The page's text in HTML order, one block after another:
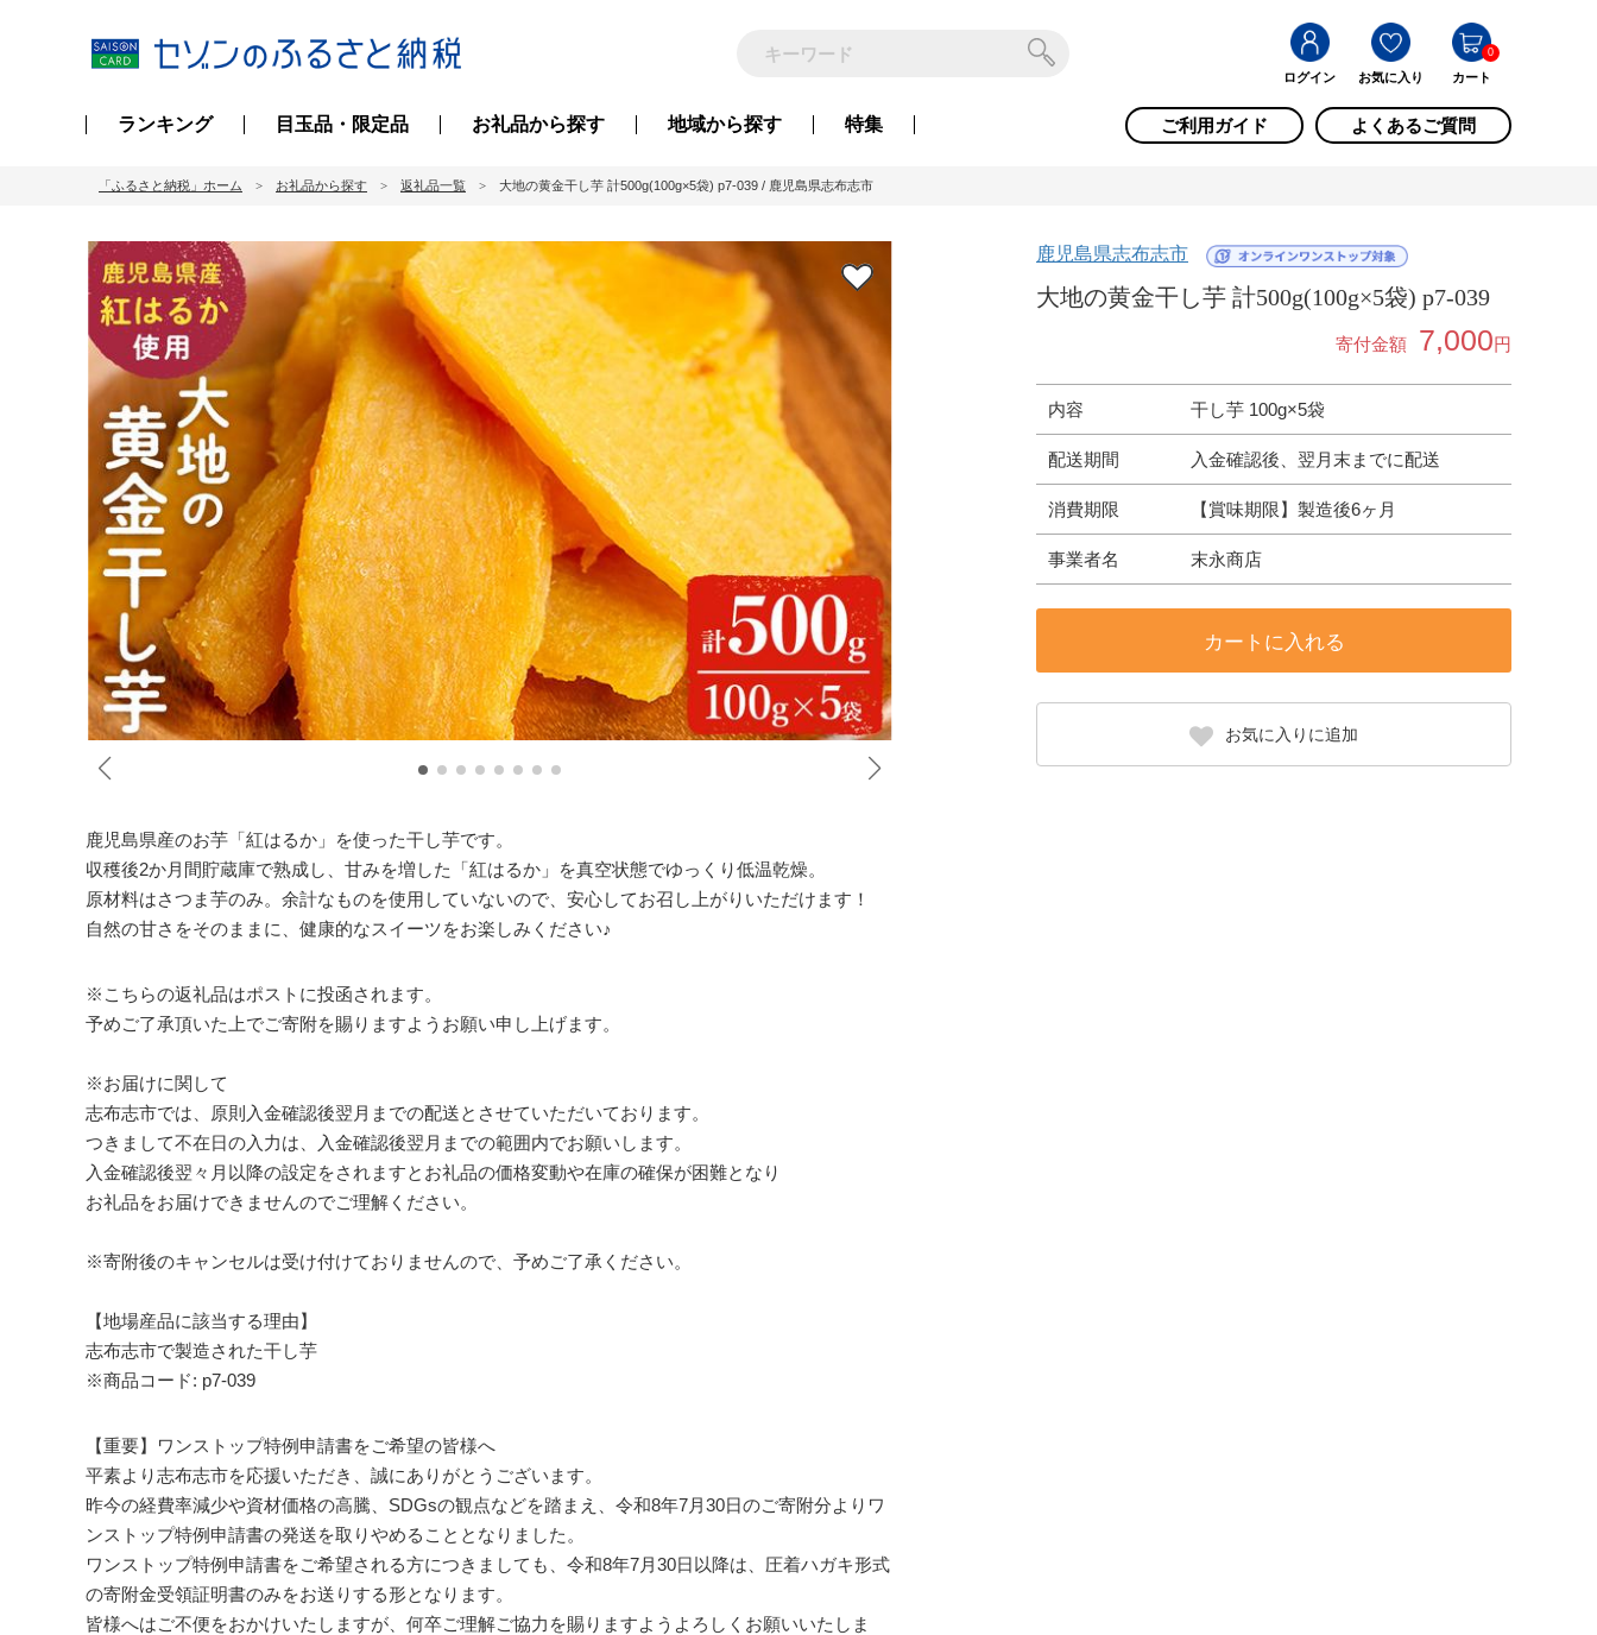
ログイン お気に入り カート
0
ランキング 目玉品・限定品 お礼品から探す 地域から探す 特集 ご利用ガイド よくあるご質問
「ふるさと納税」ホーム お礼品から探す 返礼品一覧 大地の黄金干し芋 計500g(100g×5袋) p7-039 / 鹿児島県志布志市
鹿児島県志布志市
大地の黄金干し芋 計500g(100g×5袋) p7-039
寄付金額 7,000円
内容 干し芋 100g×5袋
配送期間 入金確認後、翌月末までに配送
消費期限 【賞味期限】製造後6ヶ月
事業者名 末永商店
カートに入れる
お気に入りに追加
鹿児島県産のお芋「紅はるか」を使った干し芋です。
収穫後2か月間貯蔵庫で熟成し、甘みを増した「紅はるか」を真空状態でゆっくり低温乾燥。
原材料はさつま芋のみ。余計なものを使用していないので、安心してお召し上がりいただけます！
自然の甘さをそのままに、健康的なスイーツをお楽しみください♪
※こちらの返礼品はポストに投函されます。
予めご了承頂いた上でご寄附を賜りますようお願い申し上げます。
※お届けに関して
志布志市では、原則入金確認後翌月までの配送とさせていただいております。
つきまして不在日の入力は、入金確認後翌月までの範囲内でお願いします。
入金確認後翌々月以降の設定をされますとお礼品の価格変動や在庫の確保が困難となり
お礼品をお届けできませんのでご理解ください。
※寄附後のキャンセルは受け付けておりませんので、予めご了承ください。
【地場産品に該当する理由】
志布志市で製造された干し芋
※商品コード: p7-039
【重要】ワンストップ特例申請書をご希望の皆様へ
平素より志布志市を応援いただき、誠にありがとうございます。
昨今の経費率減少や資材価格の高騰、SDGsの観点などを踏まえ、令和8年7月30日のご寄附分よりワ
ンストップ特例申請書の発送を取りやめることとなりました。
ワンストップ特例申請書をご希望される方につきましても、令和8年7月30日以降は、圧着ハガキ形式
の寄附金受領証明書のみをお送りする形となります。
皆様へはご不便をおかけいたしますが、何卒ご理解ご協力を賜りますようよろしくお願いいたしま